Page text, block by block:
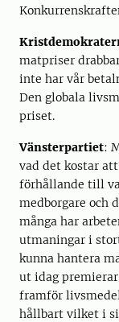
matpriser
inte har vår
Den globala
priset.
Vänsterpartiet:
vad det kostar
förhållande till
medborgare och
många har
utmaningar i
kunna hantera
ut idag
framför
hållbart vilket i